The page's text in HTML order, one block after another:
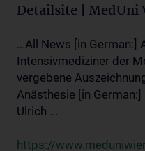
Detailsite | MedUni
...All News [in German:]
Intensivmediziner der
vergebene
Anästhesie [in
Ulrich ...
https://